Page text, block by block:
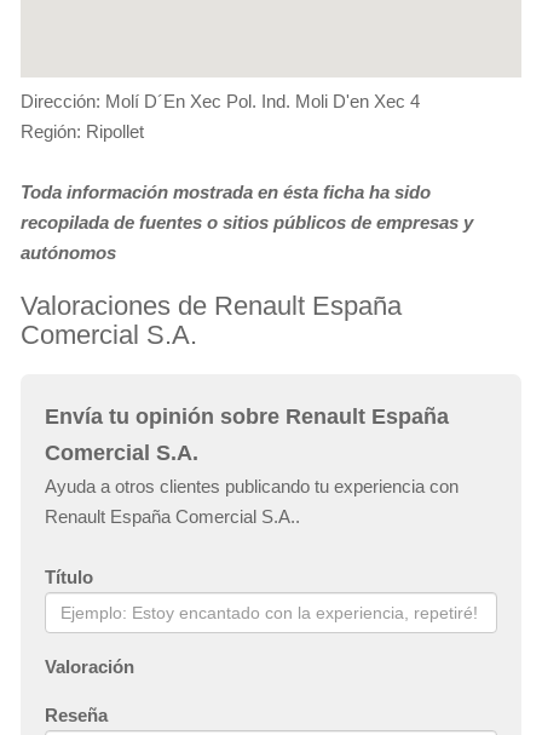
Dirección: Molí D´En Xec Pol. Ind. Moli D'en Xec 4
Región: Ripollet
Toda información mostrada en ésta ficha ha sido
recopilada de fuentes o sitios públicos de empresas y
autónomos
Valoraciones de Renault España
Comercial S.A.
Envía tu opinión sobre Renault España
Comercial S.A.
Ayuda a otros clientes publicando tu experiencia con
Renault España Comercial S.A..
Título
Valoración
Reseña